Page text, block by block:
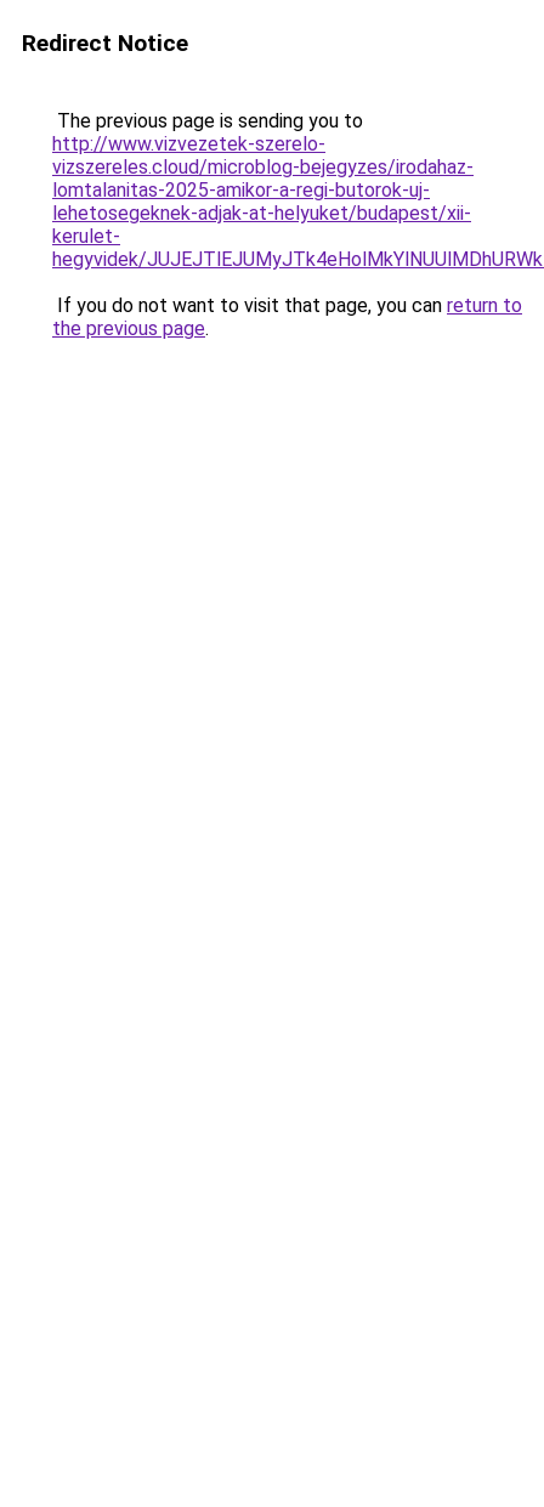
Redirect Notice
The previous page is sending you to
http://www.vizvezetek-szerelo-
vizszereles.cloud/microblog-bejegyzes/irodahaz-
lomtalanitas-2025-amikor-a-regi-butorok-uj-
lehetosegeknek-adjak-at-helyuket/budapest/xii-
kerulet-
hegyvidek/
If you do not want to visit that page, you can return to
the previous page.